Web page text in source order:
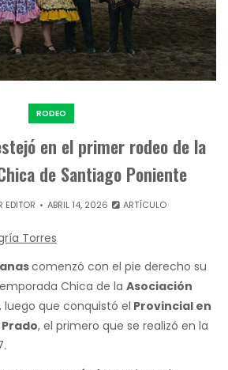
RODEO
en el primer rodeo de la
de Santiago Poniente
EDITOR ABRIL 14, 2026 ARTÍCULO
Torres
comenzó con el pie derecho su
Chica de la Asociación
, luego que conquistó el Provincial en
Prado, el primero que se realizó en la